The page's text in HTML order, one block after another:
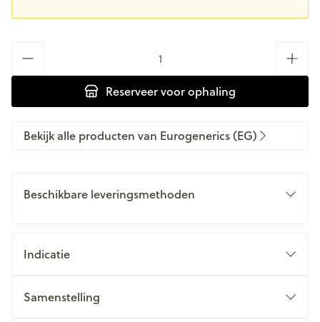
Reserveervoor ophaling
Bekijk alle producten van Eurogenerics (EG)
Beschikbare leveringsmethoden
Indicatie
Samenstelling